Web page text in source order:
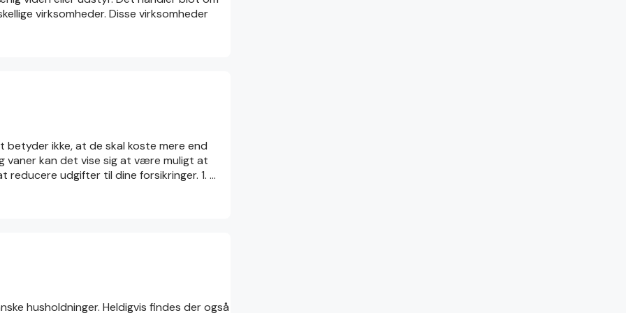
virksomheder. Disse virksomheder
betyder ikke, at de skal koste mere end
vaner kan det vise sig at være muligt at
udgifter til dine forsikringer. 1. …
husholdninger. Heldigvis findes der også